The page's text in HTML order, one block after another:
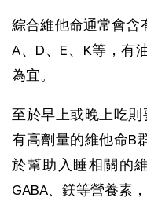
綜合維他命通常會含
A、D、E、K等，有
為宜。
至於早上或晚上吃
有高劑量的維他命B
於幫助入睡相關的
GABA、鎂等營養素